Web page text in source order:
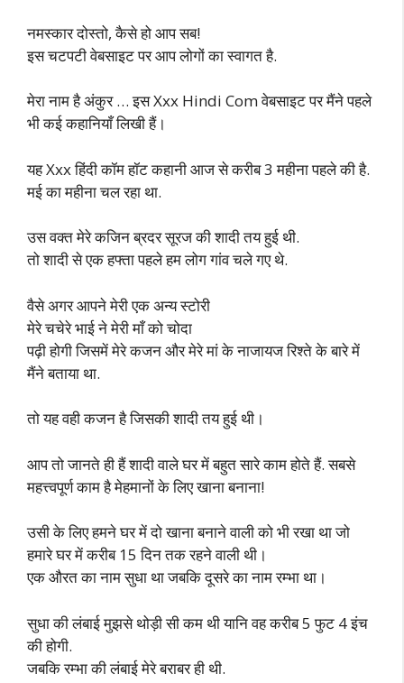
नमस्कार दोस्तो, कैसे हो आप सब!
इस चटपटी वेबसाइट पर आप लोगों का स्वागत है.
मेरा नाम है अंकुर … इस Xxx Hindi Com वेबसाइट पर मैंने पहले
भी कई कहानियाँ लिखी हैं।
यह Xxx हिंदी कॉम हॉट कहानी आज से करीब 3 महीना पहले की है.
मई का महीना चल रहा था.
उस वक्त मेरे कजिन ब्रदर सूरज की शादी तय हुई थी.
तो शादी से एक हफ्ता पहले हम लोग गांव चले गए थे.
वैसे अगर आपने मेरी एक अन्य स्टोरी
मेरे चचेरे भाई ने मेरी माँ को चोदा
पढ़ी होगी जिसमें मेरे कजन और मेरे मां के नाजायज रिश्ते के बारे में
मैंने बताया था.
तो यह वही कजन है जिसकी शादी तय हुई थी।
आप तो जानते ही हैं शादी वाले घर में बहुत सारे काम होते हैं. सबसे
महत्त्वपूर्ण काम है मेहमानों के लिए खाना बनाना!
उसी के लिए हमने घर में दो खाना बनाने वाली को भी रखा था जो
हमारे घर में करीब 15 दिन तक रहने वाली थी।
एक औरत का नाम सुधा था जबकि दूसरे का नाम रम्भा था।
सुधा की लंबाई मुझसे थोड़ी सी कम थी यानि वह करीब 5 फुट 4 इंच
की होगी.
जबकि रम्भा की लंबाई मेरे बराबर ही थी.